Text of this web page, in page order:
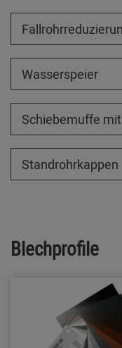
Wasserspeier
Schiebemuffe
Standrohrkappen
Blechprofile